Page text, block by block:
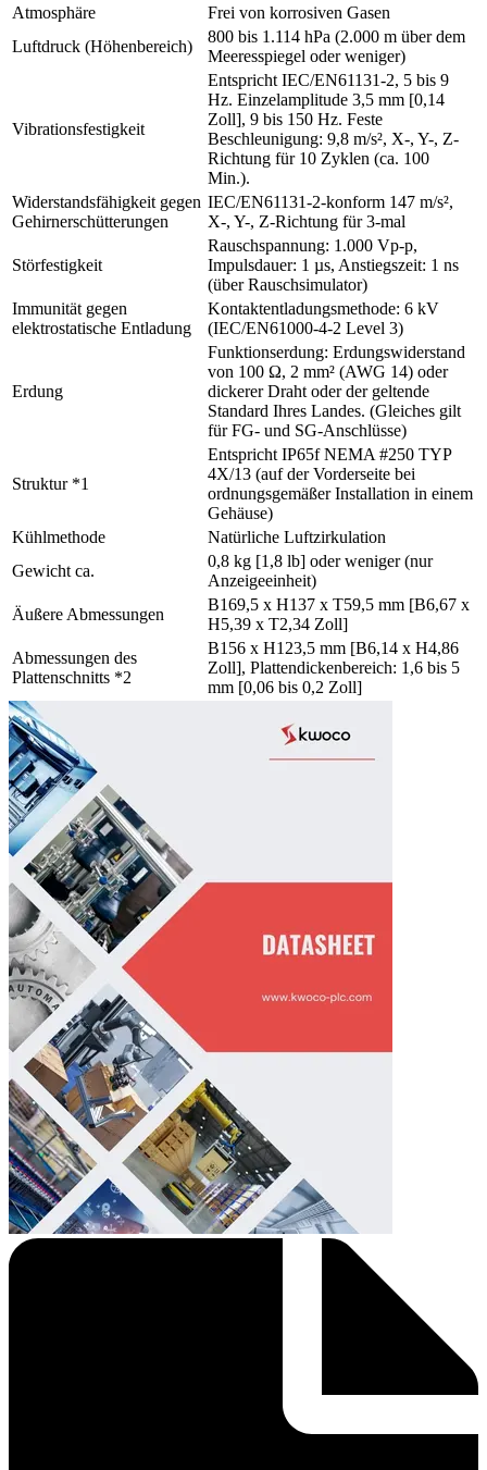
Atmosphäre
Frei von korrosiven Gasen
Luftdruck (Höhenbereich)
800 bis 1.114 hPa (2.000 m über dem
Meeresspiegel oder weniger)
Vibrationsfestigkeit
Entspricht IEC/EN61131-2, 5 bis 9
Hz. Einzelamplitude 3,5 mm [0,14
Zoll], 9 bis 150 Hz. Feste
Beschleunigung: 9,8 m/s², X-, Y-, Z-
Richtung für 10 Zyklen (ca. 100
Min.).
Widerstandsfähigkeit gegen
Gehirnerschütterungen
IEC/EN61131-2-konform 147 m/s²,
X-, Y-, Z-Richtung für 3-mal
Störfestigkeit
Rauschspannung: 1.000 Vp-p,
Impulsdauer: 1 µs, Anstiegszeit: 1 ns
(über Rauschsimulator)
Immunität gegen
elektrostatische Entladung
Kontaktentladungsmethode: 6 kV
(IEC/EN61000-4-2 Level 3)
Erdung
Funktionserdung: Erdungswiderstand
von 100 Ω, 2 mm² (AWG 14) oder
dickerer Draht oder der geltende
Standard Ihres Landes. (Gleiches gilt
für FG- und SG-Anschlüsse)
Struktur *1
Entspricht IP65f NEMA #250 TYP
4X/13 (auf der Vorderseite bei
ordnungsgemäßer Installation in einem
Gehäuse)
Kühlmethode
Natürliche Luftzirkulation
Gewicht ca.
0,8 kg [1,8 lb] oder weniger (nur
Anzeigeeinheit)
Äußere Abmessungen
B169,5 x H137 x T59,5 mm [B6,67 x
H5,39 x T2,34 Zoll]
Abmessungen des
Plattenschnitts *2
B156 x H123,5 mm [B6,14 x H4,86
Zoll], Plattendickenbereich: 1,6 bis 5
mm [0,06 bis 0,2 Zoll]